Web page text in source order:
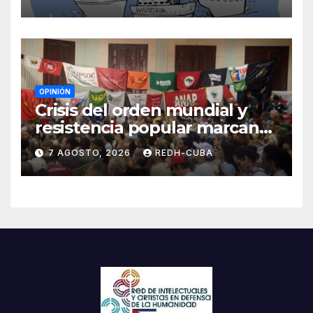
OPINIÓN
Crisis del orden mundial y
resistencia popular marcan
el inicio de la IV Asamblea
Continental de ALBA
Movimientos en Cuba
7 AGOSTO, 2026 REDH-CUBA